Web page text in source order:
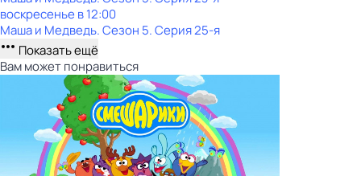
воскресенье в12:00
Маша и Медведь. Сезон 5. Серия 25-я
Показать ещё
Вам может понравиться